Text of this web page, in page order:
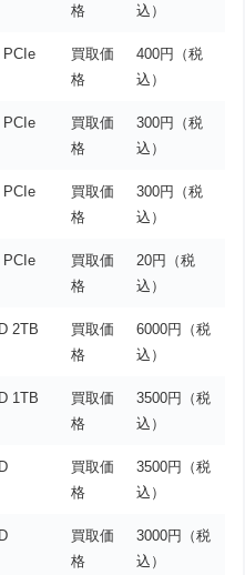
格
込）
買取価
格
400円（税
込）
買取価
格
300円（税
込）
買取価
格
300円（税
込）
買取価
格
20円（税
込）
2TB
買取価
格
6000円（税
込）
1TB
買取価
格
3500円（税
込）
買取価
格
3500円（税
込）
買取価
格
3000円（税
込）